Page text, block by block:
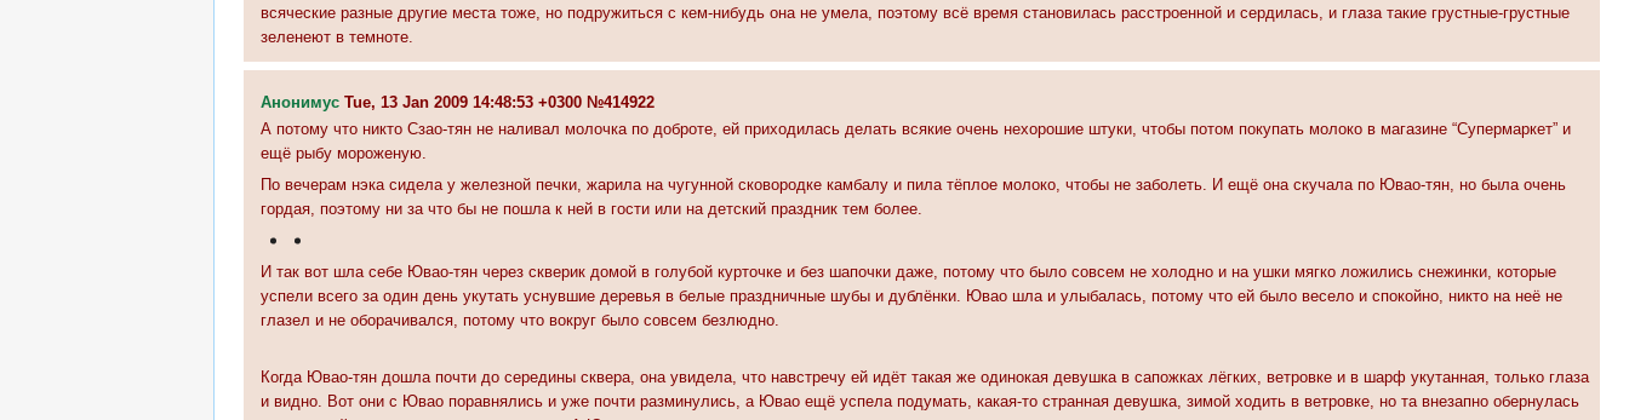
всяческие разные другие места тоже, но подружиться с кем-нибудь она не умела, поэтому всё время становилась расстроенной и сердилась, и глаза такие грустные-грустные
зеленеют в темноте.
Анонимус Tue, 13 Jan 2009 14:48:53 +0300 №414922
А потому что никто Сзао-тян не наливал молочка по доброте, ей приходилась делать всякие очень нехорошие штуки, чтобы потом покупать молоко в магазине “Супермаркет” и
ещё рыбу мороженую.
По вечерам нэка сидела у железной печки, жарила на чугунной сковородке камбалу и пила тёплое молоко, чтобы не заболеть. И ещё она скучала по Ювао-тян, но была очень
гордая, поэтому ни за что бы не пошла к ней в гости или на детский праздник тем более.
И так вот шла себе Ювао-тян через скверик домой в голубой курточке и без шапочки даже, потому что было совсем не холодно и на ушки мягко ложились снежинки, которые
успели всего за один день укутать уснувшие деревья в белые праздничные шубы и дублёнки. Ювао шла и улыбалась, потому что ей было весело и спокойно, никто на неё не
глазел и не оборачивался, потому что вокруг было совсем безлюдно.
Когда Ювао-тян дошла почти до середины сквера, она увидела, что навстречу ей идёт такая же одинокая девушка в сапожках лёгких, ветровке и в шарф укутанная, только глаза
и видно. Вот они с Ювао поравнялись и уже почти разминулись, а Ювао ещё успела подумать, какая-то странная девушка, зимой ходить в ветровке, но та внезапно обернулась